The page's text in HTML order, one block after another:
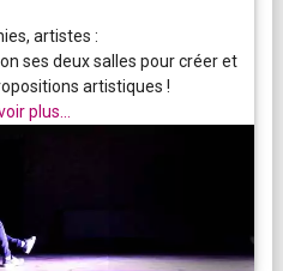
artistes :
ses deux salles pour créer et
artistiques !
plus...